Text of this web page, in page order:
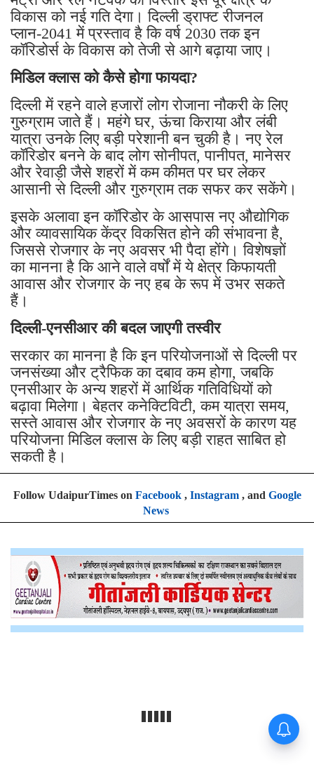
विकास को नई गति देगा। दिल्ली ड्राफ्ट रीजनल
प्लान-2041 में प्रस्ताव है कि वर्ष 2030 तक इन
कॉरिडोर्स के विकास को तेजी से आगे बढ़ाया जाए।
मिडिल क्लास को कैसे होगा फायदा?
दिल्ली में रहने वाले हजारों लोग रोजाना नौकरी के लिए
गुरुग्राम जाते हैं। महंगे घर, ऊंचा किराया और लंबी
यात्रा उनके लिए बड़ी परेशानी बन चुकी है। नए रेल
कॉरिडोर बनने के बाद लोग सोनीपत, पानीपत, मानेसर
और रेवाड़ी जैसे शहरों में कम कीमत पर घर लेकर
आसानी से दिल्ली और गुरुग्राम तक सफर कर सकेंगे।
इसके अलावा इन कॉरिडोर के आसपास नए औद्योगिक
और व्यावसायिक केंद्र विकसित होने की संभावना है,
जिससे रोजगार के नए अवसर भी पैदा होंगे। विशेषज्ञों
का मानना है कि आने वाले वर्षों में ये क्षेत्र किफायती
आवास और रोजगार के नए हब के रूप में उभर सकते
हैं।
दिल्ली-एनसीआर की बदल जाएगी तस्वीर
सरकार का मानना है कि इन परियोजनाओं से दिल्ली पर
जनसंख्या और ट्रैफिक का दबाव कम होगा, जबकि
एनसीआर के अन्य शहरों में आर्थिक गतिविधियों को
बढ़ावा मिलेगा। बेहतर कनेक्टिविटी, कम यात्रा समय,
सस्ते आवास और रोजगार के नए अवसरों के कारण यह
परियोजना मिडिल क्लास के लिए बड़ी राहत साबित हो
सकती है।
Follow UdaipurTimes on Facebook, Instagram, and Google
News